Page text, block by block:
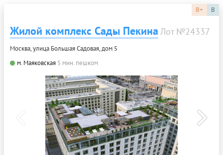
B+ B
Жилой комплекс Сады Пекина Лот №24337
Москва, улица Большая Садовая, дом 5
м. Маяковская 5 мин. пешком